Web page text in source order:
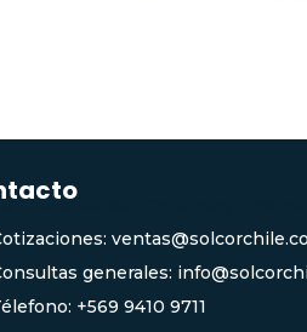
generales:
+569 9410 9711